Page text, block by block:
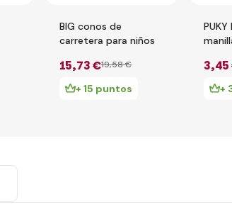
BIG conos de
carretera para niños
15,73 €19,58 €
+ 15 puntos
3,45
+